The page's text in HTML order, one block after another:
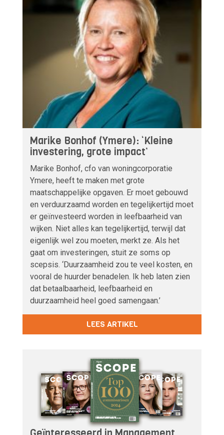
Marike Bonhof (Ymere): ‘Kleine
investering, grote impact’
Marike Bonhof, cfo van woningcorporatie
Ymere, heeft te maken met grote
maatschappelijke opgaven. Er moet gebouwd
en verduurzaamd worden en tegelijkertijd moet
er geïnvesteerd worden in leefbaarheid van
wijken. Niet alles kan tegelijkertijd, terwijl dat
eigenlijk wel zou moeten, merkt ze. Als het
gaat om investeringen, stuit ze soms op
scepsis. ‘Duurzaamheid zou te veel kosten, en
vooral de huurder benadelen. Ik heb laten zien
dat betaalbaarheid, leefbaarheid en
duurzaamheid heel goed samengaan.’
LEES ARTIKEL